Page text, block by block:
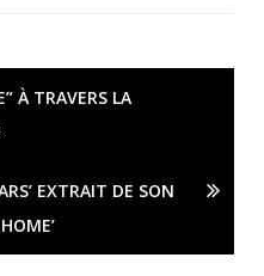
À TRAVERS LA
EXTRAIT DE SON